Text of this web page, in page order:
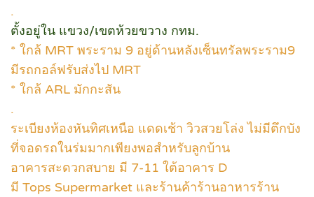
.
ตั้งอยู่ใน แขวง/เขตห้วยขวาง กทม.
* ใกล้ MRT พระราม 9 อยู่ด้านหลังเซ็นทรัลพระราม9
มีรถกอล์ฟรับส่งไป MRT
* ใกล้ ARL มักกะสัน
.
ระเบียงห้องหันทิศเหนือ แดดเช้า วิวสวยโล่ง ไม่มีตึกบัง
ที่จอดรถในร่มมากเพียงพอสำหรับลูกบ้าน
อาคารสะดวกสบาย มี 7-11 ใต้อาคาร D
มี Tops Supermarket และร้านค้าร้านอาหารร้าน